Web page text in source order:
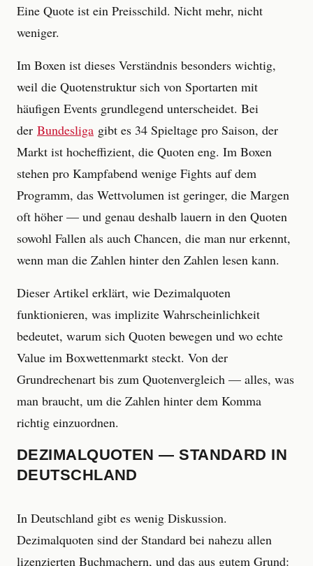
Eine Quote ist ein Preisschild. Nicht mehr, nicht
weniger.
Im Boxen ist dieses Verständnis besonders wichtig,
weil die Quotenstruktur sich von Sportarten mit
häufigen Events grundlegend unterscheidet. Bei
der Bundesliga gibt es 34 Spieltage pro Saison, der
Markt ist hocheffizient, die Quoten eng. Im Boxen
stehen pro Kampfabend wenige Fights auf dem
Programm, das Wettvolumen ist geringer, die Margen
oft höher — und genau deshalb lauern in den Quoten
sowohl Fallen als auch Chancen, die man nur erkennt,
wenn man die Zahlen hinter den Zahlen lesen kann.
Dieser Artikel erklärt, wie Dezimalquoten
funktionieren, was implizite Wahrscheinlichkeit
bedeutet, warum sich Quoten bewegen und wo echte
Value im Boxwettenmarkt steckt. Von der
Grundrechenart bis zum Quotenvergleich — alles, was
man braucht, um die Zahlen hinter dem Komma
richtig einzuordnen.
DEZIMALQUOTEN — STANDARD IN
DEUTSCHLAND
In Deutschland gibt es wenig Diskussion.
Dezimalquoten sind der Standard bei nahezu allen
lizenzierten Buchmachern, und das aus gutem Grund: